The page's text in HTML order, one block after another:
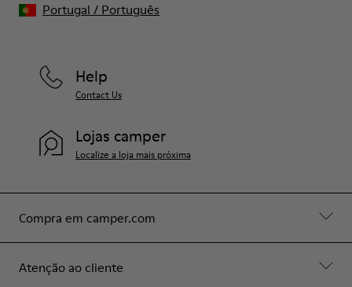
Compra em camper.com
Atenção ao cliente
Help
Contact Us
Lojas camper
Localize a loja mais próxima
Portugal / Português